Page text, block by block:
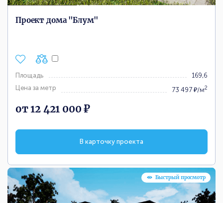
Проект дома "Блум"
Площадь
169,6
Цена за метр
73 497 ₽/м2
от 12 421 000 ₽
В карточку проекта
Быстрый просмотр